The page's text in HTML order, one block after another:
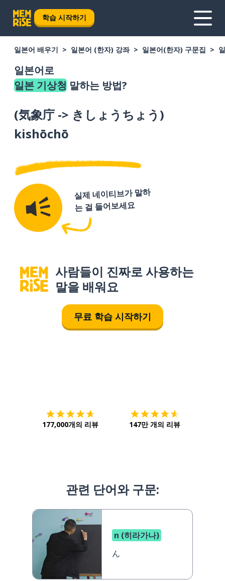
학습 시작하기
일본어 배우기 일본어 (한자) 강좌 일본어(한자) 구문집
일본어로
일본 기상청 말하는 방법?
(気象庁 -> きしょうちょう )
kishōchō
실제 네이티브가 말하
는 걸 들어보세요
사람들이 진짜로 사용하는
말을 배워요
무료 학습 시작하기
177,000개의 리뷰 147만 개의 리뷰
관련 단어와 구문:
n (히라가나)
ん